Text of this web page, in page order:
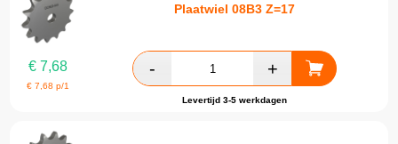
Plaatwiel 08B3 Z=17
€ 7,68
€7,68 p/1
Levertijd 3-5 werkdagen